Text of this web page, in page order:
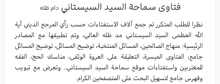
فتاوى سماحة السيد السيستاني دام ظله
نظرا للطلب المتكرر تم جمع آلاف الاستفتاءات حسب رأي المرجع الديني آية
الله العظمى السيد السيستاني مد ظله العالي، وتم تطبيقها مع المصادر
الرئيسية: منهاج الصالحين، المسائل المنتخبة، توضيح المسائل، توضيح المسائل
جامع، الفتاوى الميسرة، التعليقة على العروة الوثقى، مناسك الحج، الفقه
للمغتربين واستفتاءات موقع سماحة السيد السيستاني.. وتعرض مع تبويب
وفهرس جامع لتسهيل البحث على المتصفحين الكرام.